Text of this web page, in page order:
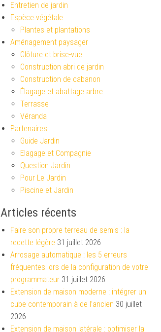
Entretien de jardin
Espèce végétale
Plantes et plantations
Aménagement paysager
Clôture et brise-vue
Construction abri de jardin
Construction de cabanon
Élagage et abattage arbre
Terrasse
Véranda
Partenaires
Guide Jardin
Elagage et Compagnie
Question Jardin
Pour Le Jardin
Piscine et Jardin
Articles récents
Faire son propre terreau de semis : la
recette légère 31 juillet 2026
Arrosage automatique : les 5 erreurs
fréquentes lors de la configuration de votre
programmateur 31 juillet 2026
Extension de maison moderne : intégrer un
cube contemporain à de l’ancien 30 juillet
2026
Extension de maison latérale : optimiser la